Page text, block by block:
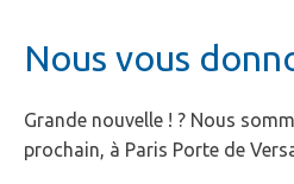
Nous vous
Grande nouvelle ! ? Nous
prochain, à Paris Porte de